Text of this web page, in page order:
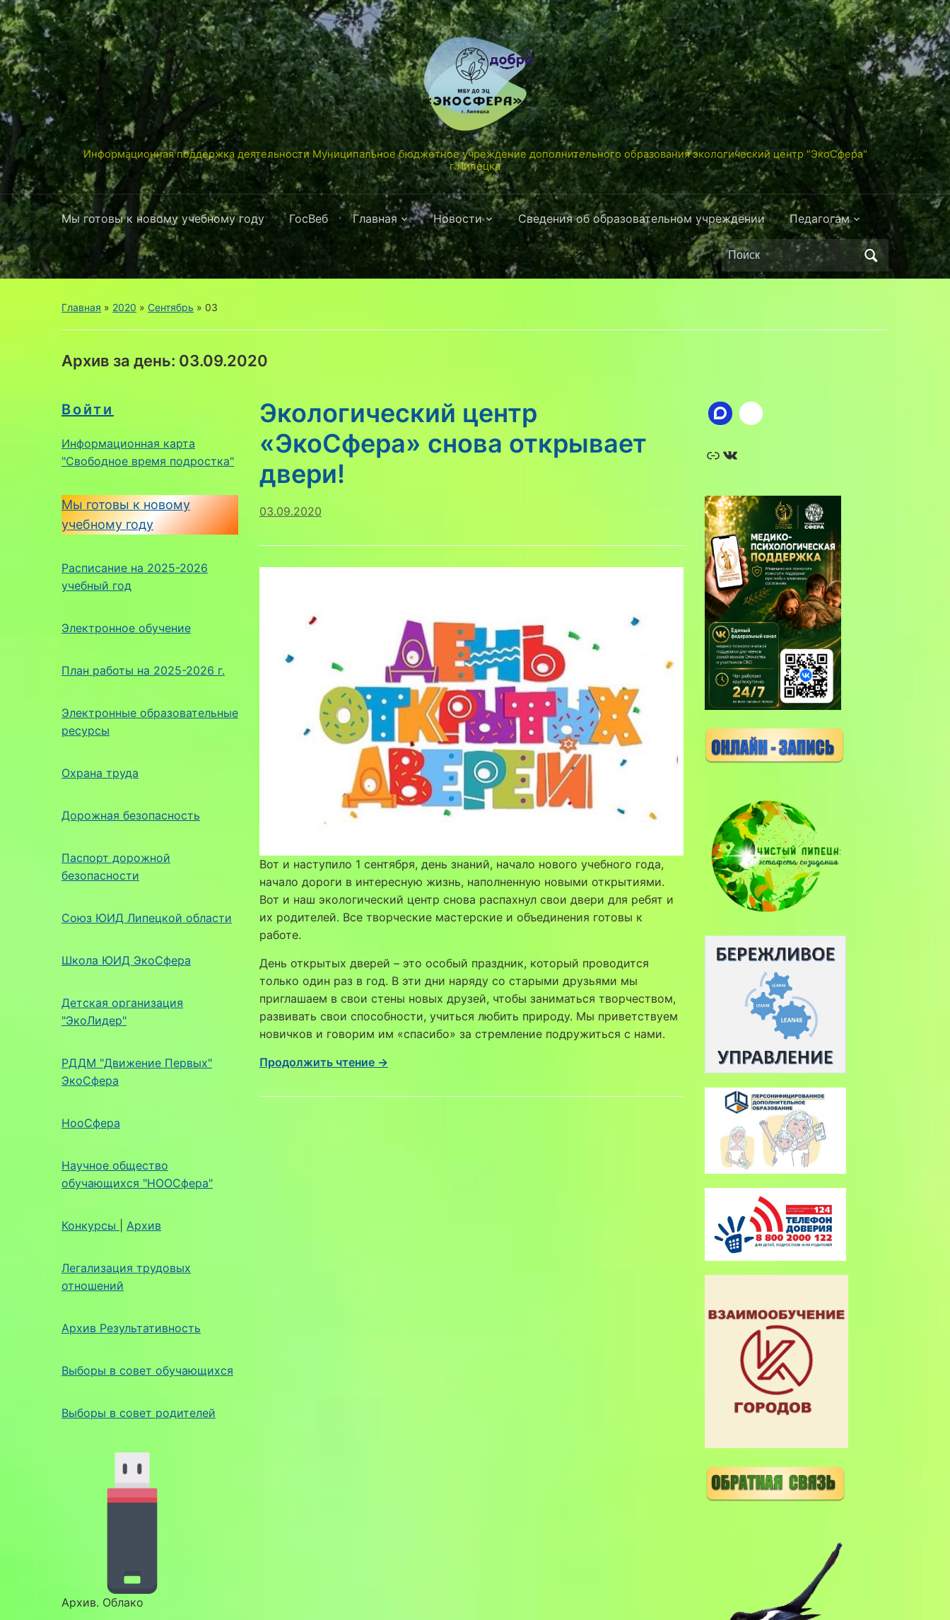
Информационная поддержка деятельности Муниципальное бюджетное учреждение дополнительного образования экологический центр "ЭкоСфера"
г.Липецка
Мы готовы к новому учебному году ГосВеб Главная Новости Сведения об образовательном учреждении Педагогам
Поиск
по:
Главная » 2020 » Сентябрь » 03
Архив за день: 03.09.2020
Войти
Информационная карта
"Свободное время подростка"
Мы готовы к новому
учебному году
Расписание на 2025-2026
учебный год
Электронное обучение
План работы на 2025-2026 г.
Электронные образовательные
ресурсы
Охрана труда
Дорожная безопасность
Паспорт дорожной
безопасности
Союз ЮИД Липецкой области
Школа ЮИД ЭкоСфера
Детская организация
"ЭкоЛидер"
РДДМ "Движение Первых"
ЭкоСфера
НооСфера
Научное общество
обучающихся "НООСфера"
Конкурсы Архив
Легализация трудовых
отношений
Архив Результативность
Выборы в совет обучающихся
Выборы в совет родителей
Архив. Облако
Экологический центр
«ЭкоСфера» снова открывает
двери!
03.09.2020
Вот и наступило 1 сентября, день знаний, начало нового учебного года,
начало дороги в интересную жизнь, наполненную новыми открытиями.
Вот и наш экологический центр снова распахнул свои двери для ребят и
их родителей. Все творческие мастерские и объединения готовы к
работе.
День открытых дверей – это особый праздник, который проводится
только один раз в год. В эти дни наряду со старыми друзьями мы
приглашаем в свои стены новых друзей, чтобы заниматься творчеством,
развивать свои способности, учиться любить природу. Мы приветствуем
новичков и говорим им «спасибо» за стремление подружиться с нами.
Продолжить чтение →
Ссылка